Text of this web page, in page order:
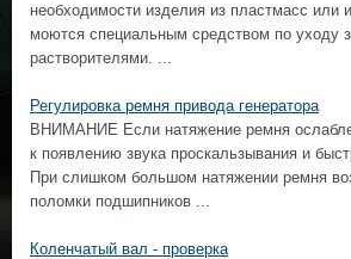
необходимости изделия из пластмасс или
моются специальным средством по уходу
растворителями. ...
Регулировка ремня привода генератора
ВНИМАНИЕ Если натяжение ремня
к появлению звука проскальзывания и
При слишком большом натяжении ремня
поломки подшипников ...
Коленчатый вал - проверка